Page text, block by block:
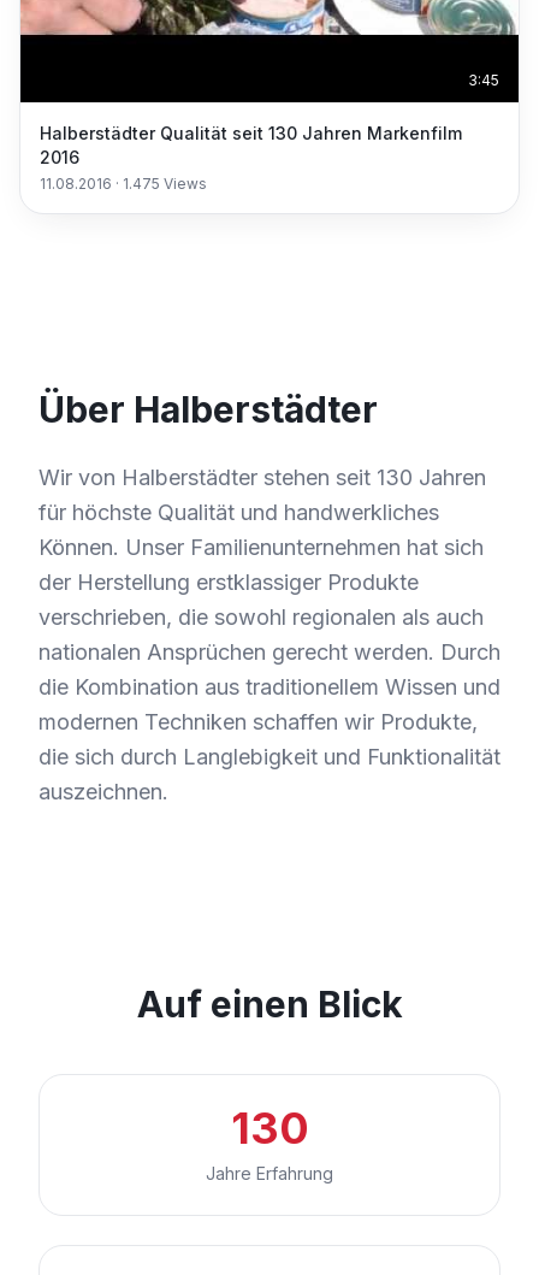
3:45
Halberstädter Qualität seit 130 Jahren Markenfilm
2016
11.08.2016 · 1.475 Views
Über Halberstädter
Wir von Halberstädter stehen seit 130 Jahren
für höchste Qualität und handwerkliches
Können. Unser Familienunternehmen hat sich
der Herstellung erstklassiger Produkte
verschrieben, die sowohl regionalen als auch
nationalen Ansprüchen gerecht werden. Durch
die Kombination aus traditionellem Wissen und
modernen Techniken schaffen wir Produkte,
die sich durch Langlebigkeit und Funktionalität
auszeichnen.
Auf einen Blick
130
Jahre Erfahrung